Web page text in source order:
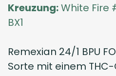
Kreuzung:White Fire
BX1
Remexian 24/1 BPU
Sorte mit einem